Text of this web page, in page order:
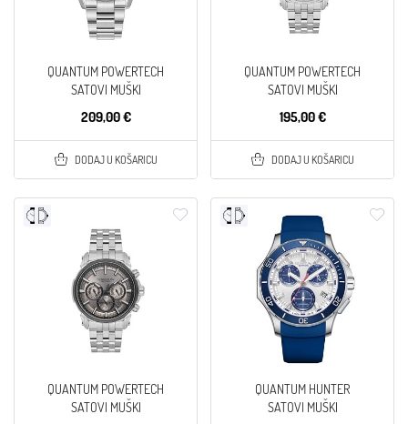
QUANTUM POWERTECH
SATOVI MUŠKI
209,00 €
DODAJ U KOŠARICU
QUANTUM POWERTECH
SATOVI MUŠKI
195,00 €
DODAJ U KOŠARICU
QUANTUM POWERTECH
SATOVI MUŠKI
QUANTUM HUNTER
SATOVI MUŠKI